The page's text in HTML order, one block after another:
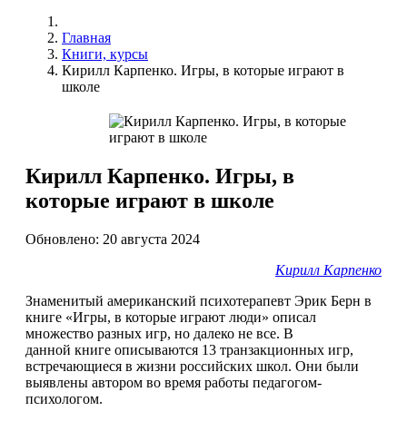
Главная
Книги, курсы
Кирилл Карпенко. Игры, в которые играют в
школе
Кирилл Карпенко. Игры, в
которые играют в школе
Обновлено: 20 августа 2024
Кирилл Карпенко
Знаменитый американский психотерапевт Эрик Берн в
книге «Игры, в которые играют люди» описал
множество разных игр, но далеко не все. В
данной книге описываются 13 транзакционных игр,
встречающиеся в жизни российских школ. Они были
выявлены автором во время работы педагогом-
психологом.